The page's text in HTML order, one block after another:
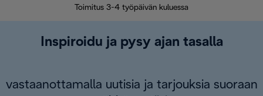
Toimitus 3-4 työpäivän kuluessa
Inspiroidu ja pysy ajan tasalla
vastaanottamalla uutisia ja tarjouksia suoraan